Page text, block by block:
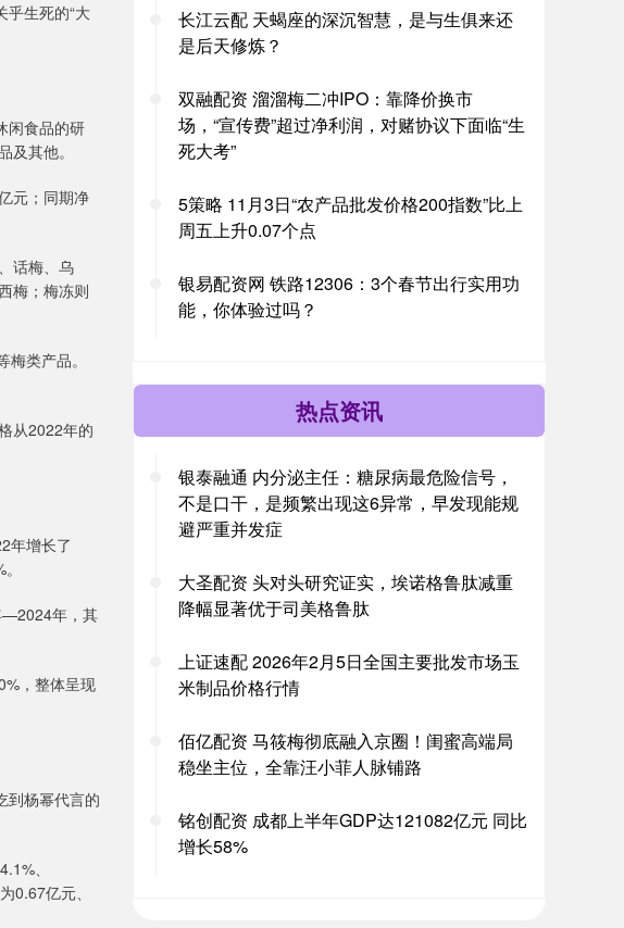
乎生死的“大
闲食品的研
其他。
元；同期净
话梅、乌
梅；梅冻则
类产品。
从2022年的
年增长了
—2024年，其
，整体呈现
到杨幂代言的
、
0.67亿元、
长江云配 天蝎座的深沉智慧，是与生俱来还
是后天修炼？
双融配资 溜溜梅二冲IPO：靠降价换市
场，“宣传费”超过净利润，对赌协议下面临“生
死大考”
5策略 11月3日“农产品批发价格200指数”比上
周五上升0.07个点
银易配资网 铁路12306：3个春节出行实用功
能，你体验过吗？
热点资讯
银泰融通 内分泌主任：糖尿病最危险信号，
不是口干，是频繁出现这6异常，早发现能规
避严重并发症
大圣配资 头对头研究证实，埃诺格鲁肽减重
降幅显著优于司美格鲁肽
上证速配 2026年2月5日全国主要批发市场玉
米制品价格行情
佰亿配资 马筱梅彻底融入京圈！闺蜜高端局
稳坐主位，全靠汪小菲人脉铺路
铭创配资 成都上半年GDP达121082亿元 同比
增长58%